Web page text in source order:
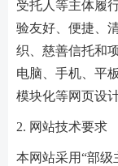
受托人等主体履
验友好、便捷、
织、慈善信托和
电脑、手机、平
模块化等网页设
2. 网站技术要求
本网站采用“部